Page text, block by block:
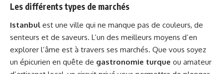
Les différents types de marchés
Istanbul est une ville qui ne manque pas de couleurs, de
senteurs et de saveurs. L’un des meilleurs moyens d’en
explorer l’âme est à travers ses marchés. Que vous soyez
un épicurien en quête de gastronomie turque ou amateur